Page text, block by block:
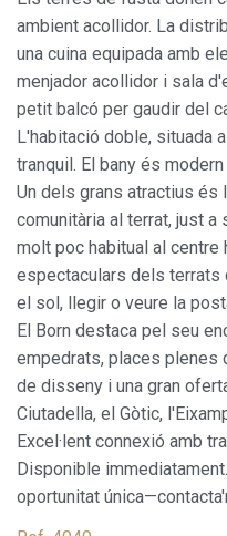
ambient acollidor. La
una cuina equipada amb
menjador acollidor i sala
petit balcó per gaudir del
L'habitació doble, situada
tranquil. El bany és
Un dels grans atractius és
comunitària al terrat, just
molt poc habitual al
espectaculars dels terrats
el sol, llegir o veure la
El Born destaca pel seu
empedrats, places plenes
de disseny i una gran
Ciutadella, el Gòtic,
Excel·lent connexió amb
Disponible
oportunitat